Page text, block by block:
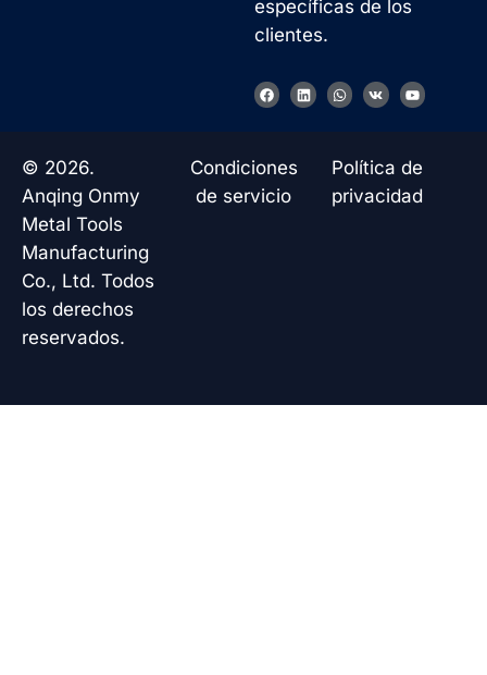
específicas de los
clientes.
F
a
o
L
i
W
h
a
p
V
k
Y
o
b
e
© 2026.
Anqing Onmy
Metal Tools
Manufacturing
Co., Ltd. Todos
los derechos
reservados.
Condiciones
de servicio
Política de
privacidad